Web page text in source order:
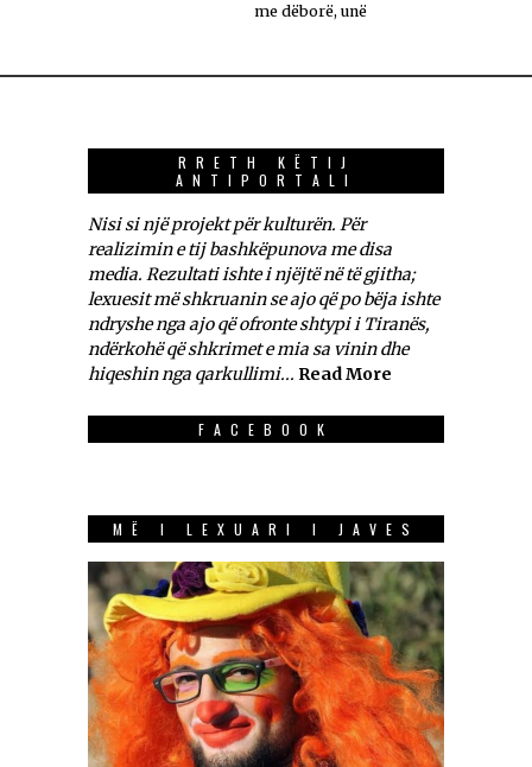
me dëborë, unë
RRETH KËTIJ
ANTIPORTALI
Nisi si një projekt për kulturën. Për
realizimin e tij bashkëpunova me disa
media. Rezultati ishte i njëjtë në të gjitha;
lexuesit më shkruanin se ajo që po bëja ishte
ndryshe nga ajo që ofronte shtypi i Tiranës,
ndërkohë që shkrimet e mia sa vinin dhe
hiqeshin nga qarkullimi... Read More
FACEBOOK
MË I LEXUARI I JAVES